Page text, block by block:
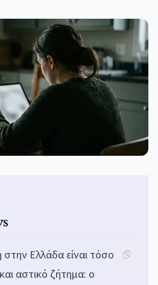
Ελλάδα είναι τόσο
αστικό ζήτημα: ο